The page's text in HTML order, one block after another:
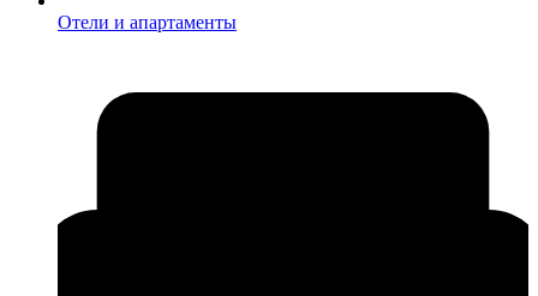
Отели и апартаменты